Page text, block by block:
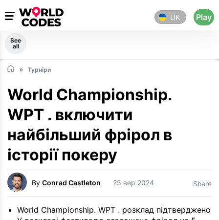
UK Play
See
all
Турніри
World Championship.
WPT . включити
найбільший фрірол в
історії покеру
By Conrad Castleton 25 вер 2024 Share
World Championship. WPT . розклад підтверджено